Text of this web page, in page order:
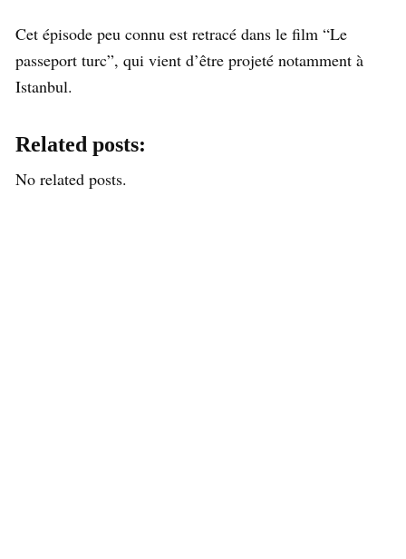
Cet épisode peu connu est retracé dans le film “Le
passeport turc”, qui vient d’être projeté notamment à
Istanbul.
Related posts:
No related posts.